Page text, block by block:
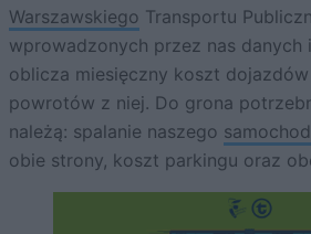
Warszawskiego Transportu
wprowadzonych przez nas danych
oblicza miesięczny koszt
powrotów z niej. Do grona
należą: spalanie naszego
obie strony, koszt parkingu oraz